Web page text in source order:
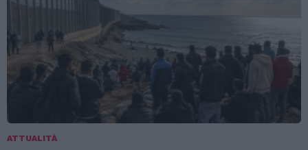
ATTUALITÀ